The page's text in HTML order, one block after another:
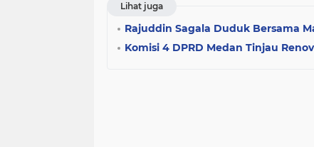
Lihat juga
Rajuddin Sagala Duduk Bersama
Komisi 4 DPRD Medan Tinjau